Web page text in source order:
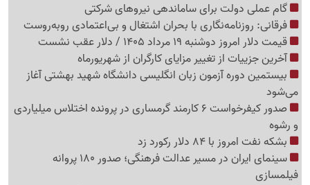
گام عملی دولت برای ساماندهی نیروهای شرکتی
فرقانی: روزنامه‌نگاری با بحران اشتغال و بی‌اعتمادی روبه‌روست
قیمت دلار امروز دوشنبه 19 مرداد 1405 / دلار عقب نشست
آخرین جزییات از تغییر مزایای کارگران از شهریورماه
بیستمین دوره آزمون زبان انگلیسی دانشگاه شهید بهشتی آغاز
می‌شود
صدور کیفرخواست 6 کارمند گرمساری در پرونده اختلاس میلیاردی
و رشوه
بشکه نفت امروز با 84 دلار رکورد زد
سینمای ایران در مسیر عدالت فرهنگی؛ صدور 180 پروانه
فیلمسازی